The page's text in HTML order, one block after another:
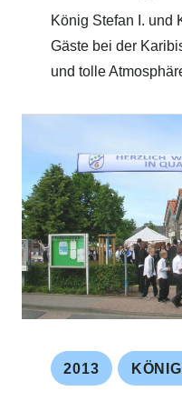
König Stefan I. und
Gäste bei der
und tolle
2013